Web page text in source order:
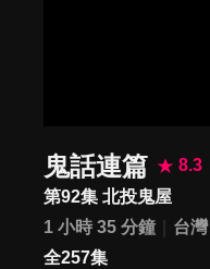
鬼話連篇
8.3
第92集 北投鬼屋
1 小時 35 分鐘
台灣
全257集